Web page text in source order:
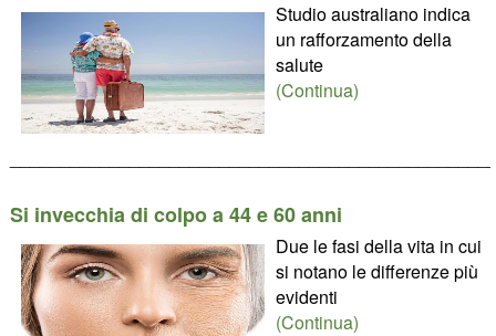
Studio australiano indica
un rafforzamento della
salute
(Continua)
Si invecchia di colpo a 44 e 60 anni
Due le fasi della vita in cui
si notano le differenze più
evidenti
(Continua)